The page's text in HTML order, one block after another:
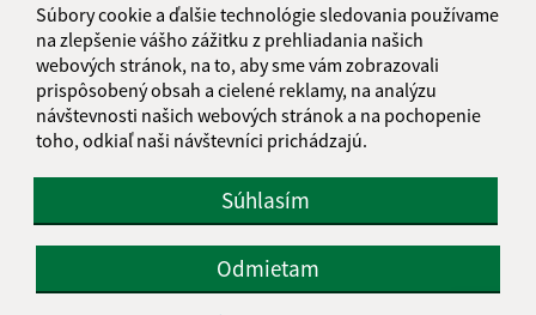
Súbory cookie a ďalšie technológie sledovania používame
na zlepšenie vášho zážitku z prehliadania našich
webových stránok, na to, aby sme vám zobrazovali
prispôsobený obsah a cielené reklamy, na analýzu
návštevnosti našich webových stránok a na pochopenie
toho, odkiaľ naši návštevníci prichádzajú.
Súhlasím
Odmietam